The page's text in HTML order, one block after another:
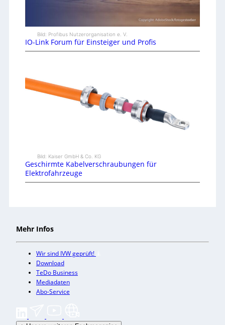
Bild: Profibus Nutzerorganisation e. V.
IO-Link Forum für Einsteiger und Profis
Bild: Kaiser GmbH & Co. KG
Geschirmte Kabelverschraubungen für
Elektrofahrzeuge
Mehr Infos
Wir sind IVW geprüft!
Download
TeDo Business
Mediadaten
Abo-Service